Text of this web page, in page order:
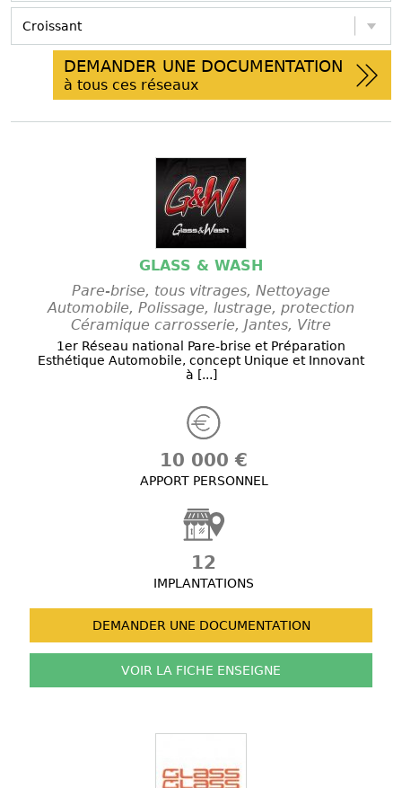
DEMANDER UNE DOCUMENTATION
à tous ces réseaux
GLASS & WASH
Pare-brise, tous vitrages, Nettoyage
Automobile, Polissage, lustrage, protection
Céramique carrosserie, Jantes, Vitre
1er Réseau national Pare-brise et Préparation
Esthétique Automobile, concept Unique et Innovant
à [...]
10 000 €
APPORT PERSONNEL
12
IMPLANTATIONS
DEMANDER UNE DOCUMENTATION
VOIR LA FICHE ENSEIGNE